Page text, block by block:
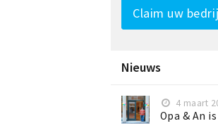
Claim uw
Nieuws
4 maart
Opa & An